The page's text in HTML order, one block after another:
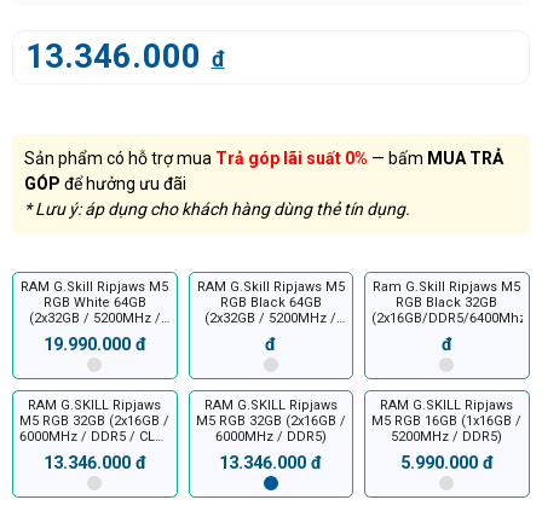
13.346.000 đ
Sản phẩm có hỗ trợ mua Trả góp lãi suất 0% — bấm MUA TRẢ
GÓP để hưởng ưu đãi
* Lưu ý: áp dụng cho khách hàng dùng thẻ tín dụng.
RAM G.Skill Ripjaws M5
RGB White 64GB
(2x32GB / 5200MHz /
DDR5 / CL40)
19.990.000 đ
RAM G.Skill Ripjaws M5
RGB Black 64GB
(2x32GB / 5200MHz /
DDR5 / CL40)
đ
Ram G.Skill Ripjaws M5
RGB Black 32GB
(2x16GB/DDR5/6400Mhz)
đ
RAM G.SKILL Ripjaws
M5 RGB 32GB (2x16GB /
6000MHz / DDR5 / CL36
/ 1.35V)
13.346.000 đ
RAM G.SKILL Ripjaws
M5 RGB 32GB (2x16GB /
6000MHz / DDR5)
13.346.000 đ
RAM G.SKILL Ripjaws
M5 RGB 16GB (1x16GB /
5200MHz / DDR5)
5.990.000 đ